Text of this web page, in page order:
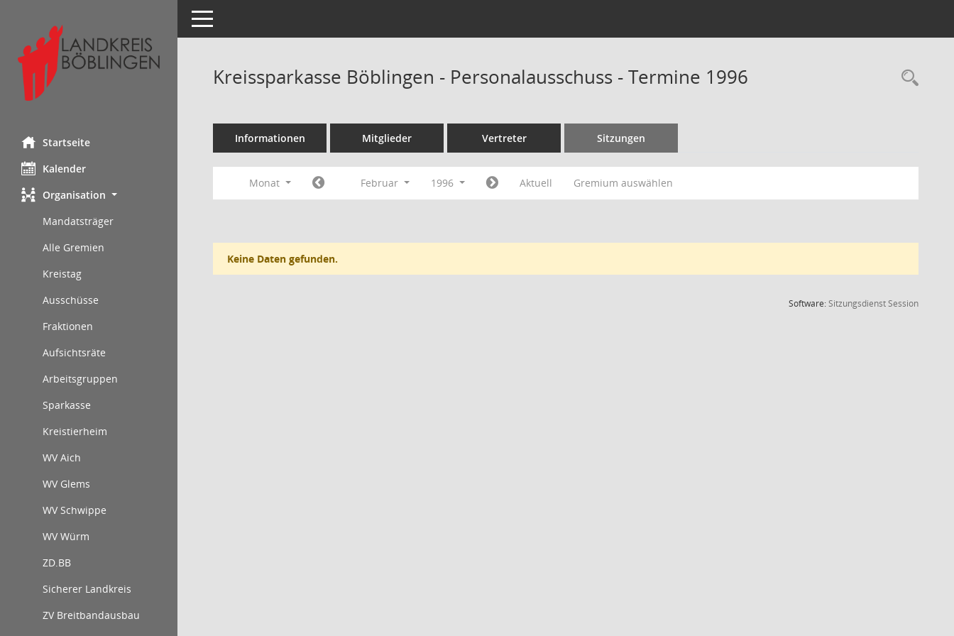
Startseite
Kalender
Organisation
Mandatsträger
Alle Gremien
Kreistag
Ausschüsse
Fraktionen
Aufsichtsräte
Arbeitsgruppen
Sparkasse
Kreistierheim
WV Aich
WV Glems
WV Schwippe
WV Würm
ZD.BB
Sicherer Landkreis
ZV Breitbandausbau
Toggle navigation
Kreissparkasse Böblingen - Personalausschuss - Termine 1996
Informationen Mitglieder Vertreter Sitzungen
Monat Februar 1996 Aktuell Gremium auswählen
Keine Daten gefunden.
Software:SitzungsdienstSession(Wird in